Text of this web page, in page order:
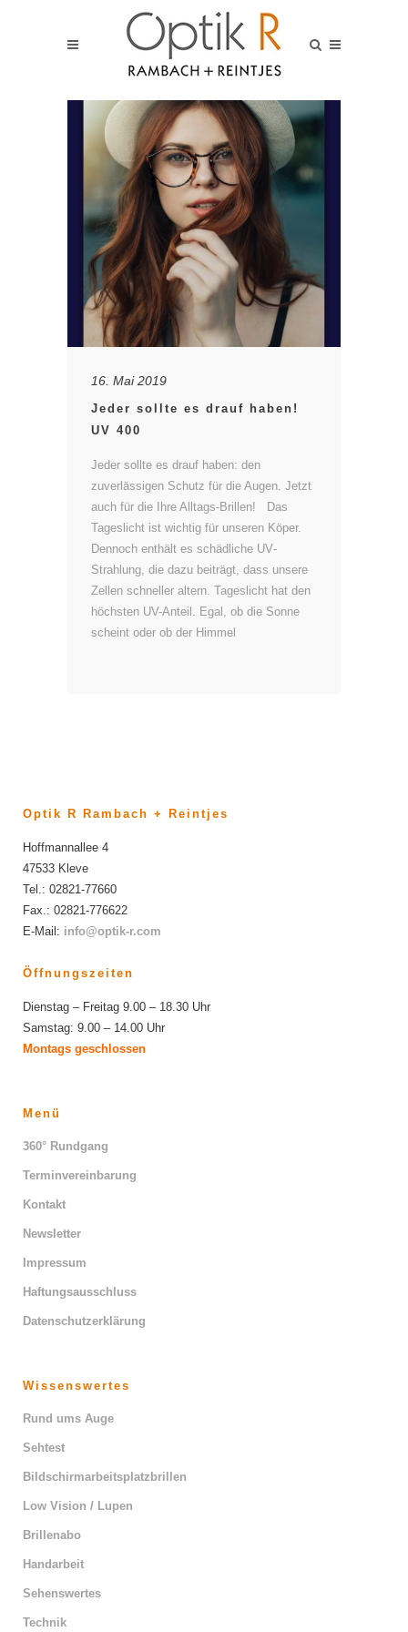
16. Mai 2019
Jeder sollte es drauf haben!
UV 400
Jeder sollte es drauf haben: den
zuverlässigen Schutz für die Augen. Jetzt
auch für die Ihre Alltags-Brillen! Das
Tageslicht ist wichtig für unseren Köper.
Dennoch enthält es schädliche UV­
Strahlung, die dazu beiträgt, dass unsere
Zellen schneller altern. Tageslicht hat den
höchsten UV-Anteil. Egal, ob die Sonne
scheint oder ob der Himmel
Optik R Rambach + Reintjes
Hoffmannallee 4
47533 Kleve
Tel.: 02821-77660
Fax.: 02821-776622
E-Mail: info@optik-r.com
Öffnungszeiten
Dienstag – Freitag 9.00 – 18.30 Uhr
Samstag: 9.00 – 14.00 Uhr
Montags geschlossen
Menü
360° Rundgang
Terminvereinbarung
Kontakt
Newsletter
Impressum
Haftungsausschluss
Datenschutzerklärung
Wissenswertes
Rund ums Auge
Sehtest
Bildschirmarbeitsplatzbrillen
Low Vision / Lupen
Brillenabo
Handarbeit
Sehenswertes
Technik